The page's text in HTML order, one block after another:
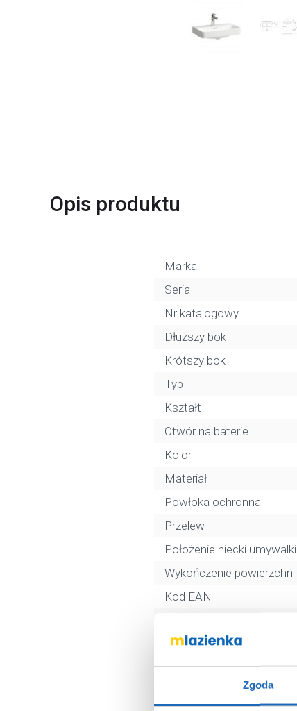
Zgoda
Opis produktu
Marka
Seria
Nr katalogowy
Dłuższy bok
Krótszy bok
Typ
Kształt
Otwór na baterie
Kolor
Materiał
Powłoka ochronna
Przelew
Położenie niecki umywalki
Wykończenie powierzchni
Kod EAN
Waga z opakowaniem
Dane producenta